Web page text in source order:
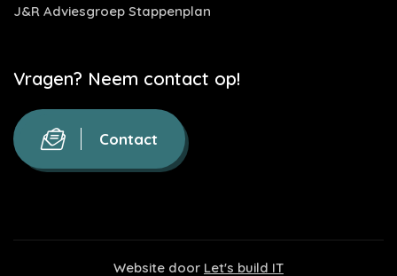
J&R Adviesgroep Stappenplan
Vragen? Neem contact op!
Contact
Website door Let's build IT